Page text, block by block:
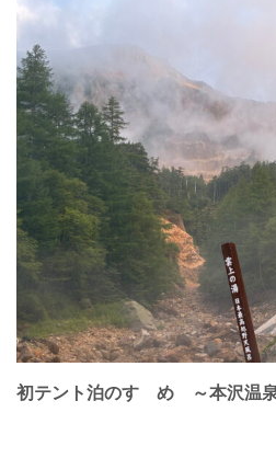
初テント泊のすゝめ ～本沢温